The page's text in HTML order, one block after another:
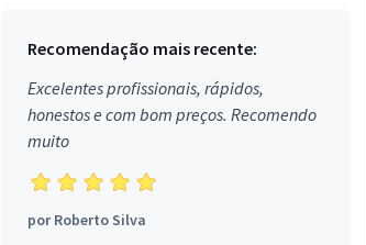
Recomendação mais recente:
Excelentes profissionais, rápidos,
honestos e com bom preços. Recomendo
muito
porRoberto Silva